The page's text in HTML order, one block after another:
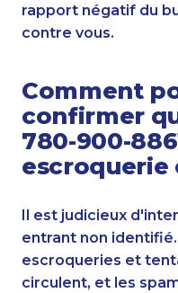
rapport négatif du
contre vous.
Comment
confirmer
780-900-
escroquerie
Il est judicieux
entrant non
escroqueries et
circulent, et les